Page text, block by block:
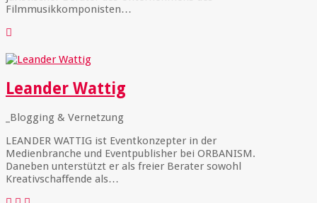
Filmmusikkomponisten…
Leander Wattig
_Blogging & Vernetzung
LEANDER WATTIG ist Eventkonzepter in der
Medienbranche und Eventpublisher bei ORBANISM.
Daneben unterstützt er als freier Berater sowohl
Kreativschaffende als…